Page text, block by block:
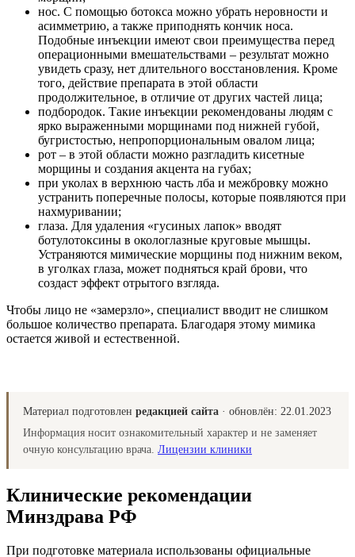
нос. С помощью ботокса можно убрать неровности и
асимметрию, а также приподнять кончик носа.
Подобные инъекции имеют свои преимущества перед
операционными вмешательствами – результат можно
увидеть сразу, нет длительного восстановления. Кроме
того, действие препарата в этой области
продолжительное, в отличие от других частей лица;
подбородок. Такие инъекции рекомендованы людям с
ярко выраженными морщинами под нижней губой,
бугристостью, непропорциональным овалом лица;
рот – в этой области можно разгладить кисетные
морщины и создания акцента на губах;
при уколах в верхнюю часть лба и межбровку можно
устранить поперечные полосы, которые появляются при
нахмуривании;
глаза. Для удаления «гусиных лапок» вводят
ботулотоксины в окологлазные круговые мышцы.
Устраняются мимические морщины под нижним веком,
в уголках глаза, может подняться край брови, что
создаст эффект отрытого взгляда.
Чтобы лицо не «замерзло», специалист вводит не слишком
большое количество препарата. Благодаря этому мимика
остается живой и естественной.
Материал подготовлен редакцией сайта · обновлён: 22.01.2023
Информация носит ознакомительный характер и не заменяет
очную консультацию врача. Лицензии клиники
Клинические рекомендации
Минздрава РФ
При подготовке материала использованы официальные